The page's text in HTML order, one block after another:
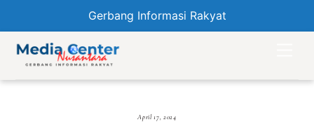
Gerbang Informasi Rakyat
content
April 17, 2024